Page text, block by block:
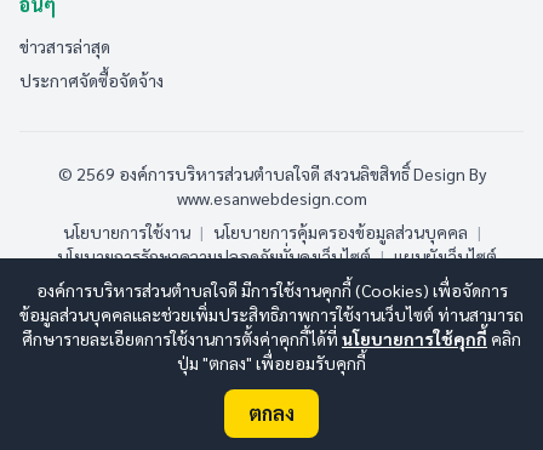
ข่าวสารล่าสุด
ประกาศจัดซื้อจัดจ้าง
© 2569 องค์การบริหารส่วนตำบลใจดี สงวนลิขสิทธิ์Design By
www.esanwebdesign.com
นโยบายการใช้งาน | นโยบายการคุ้มครองข้อมูลส่วนบุคคล |
นโยบายการรักษาความปลอดภัยมั่นคงเว็บไซต์ | แผนผังเว็บไซต์
ออนไลน์:2 ทั้งหมด:219 (ดูสถิติทั้งหมด)
องค์การบริหารส่วนตำบลใจดี มีการใช้งานคุกกี้ (Cookies) เพื่อจัดการ
ข้อมูลส่วนบุคคลและช่วยเพิ่มประสิทธิภาพการใช้งานเว็บไซต์ ท่านสามารถ
ศึกษารายละเอียดการใช้งานการตั้งค่าคุกกี้ได้ที่ นโยบายการใช้คุกกี้ คลิก
ปุ่ม "ตกลง" เพื่อยอมรับคุกกี้
ตกลง